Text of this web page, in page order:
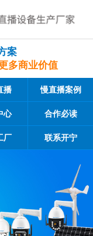
案
多商业价值
播 慢直播案例
心 合作必读
厂 联系开宁